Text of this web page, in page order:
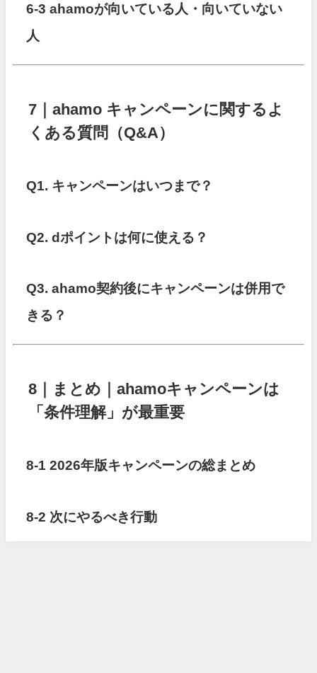
6-3 ahamoが向いている人・向いていない
人
7｜ahamo キャンペーンに関するよ
くある質問（Q&A）
Q1. キャンペーンはいつまで？
Q2. dポイントは何に使える？
Q3. ahamo契約後にキャンペーンは併用で
きる？
8｜まとめ｜ahamoキャンペーンは
「条件理解」が最重要
8-1 2026年版キャンペーンの総まとめ
8-2 次にやるべき行動